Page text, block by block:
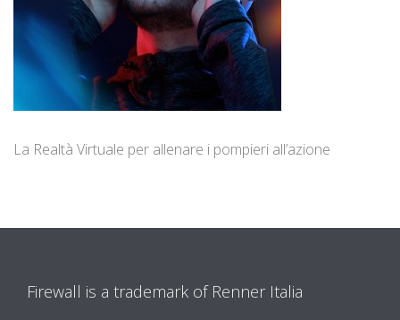
La Realtà Virtuale per allenare i pompieri all’azione
Firewall is a trademark of Renner Italia